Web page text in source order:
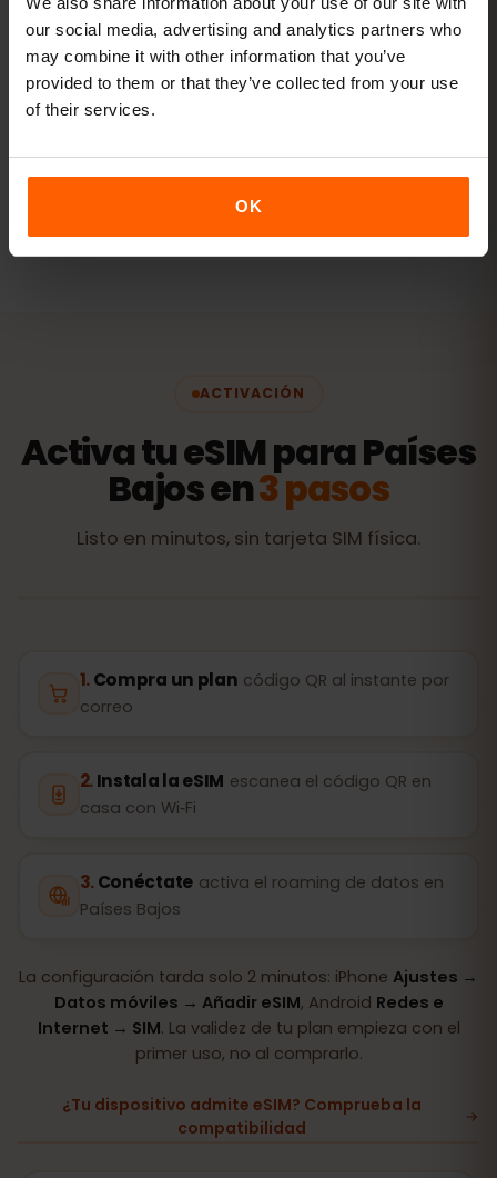
our social media, advertising and analytics partners who
may combine it with other information that you’ve
provided to them or that they’ve collected from your use
of their services.
OK
Vídeos, videollamadas y conexión para tu
portátil o tablet.
RECOMENDADO20 GB+ o Ilimitado
Todos los valores son orientativos. El consumo real depende
ACTIVACIÓN
Activa tu eSIM para Países
Bajos en3 pasos
Listo en minutos, sin tarjeta SIM física.
Compra un plan código QR al instante por
correo
Instala la eSIM escanea el código QR en
casa con Wi‑Fi
Conéctate activa el roaming de datos en
Países Bajos
La configuración tarda solo 2 minutos: iPhone Ajustes →
Datos móviles → Añadir eSIM, Android Redes e
Internet → SIM. La validez de tu plan empieza con el
primer uso, no al comprarlo.
¿Tu dispositivo admite eSIM? Comprueba la
compatibilidad